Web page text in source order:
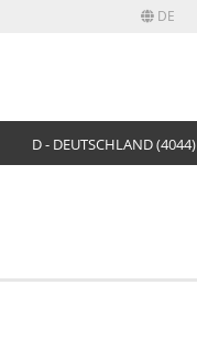
DE
D - DEUTSCHLAND (4044)